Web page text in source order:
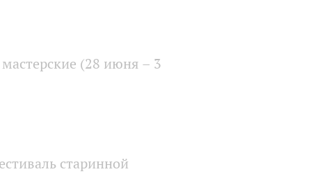
(28 июня – 3
старинной